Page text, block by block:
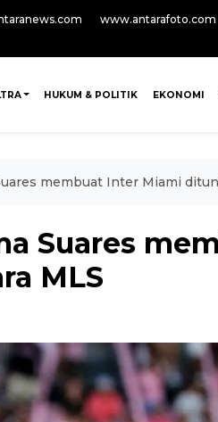
www.antarafoto.com
HUKUM & POLITIK EKONOMI
membuat Inter Miami
Suares
MLS